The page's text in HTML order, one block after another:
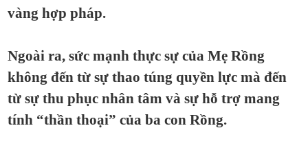
vàng hợp pháp.
Ngoài ra, sức mạnh thực sự của Mẹ Rồng
không đến từ sự thao túng quyền lực mà đến
từ sự thu phục nhân tâm và sự hỗ trợ mang
tính “thần thoại” của ba con Rồng.